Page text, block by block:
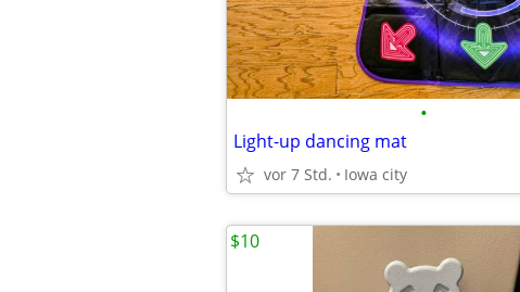
•
Light-up dancing mat
vor 7 Std. Iowa city
$10